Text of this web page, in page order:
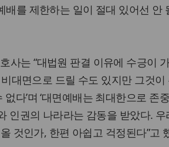
를 제한하는 일이 절대 있어선 안
사는 “대법원 판결 이유에 수긍이
대면으로 드릴 수도 있지만 그것이
다’며 ‘대면예배는 최대한으로 존
인권의 나라라는 감동을 받았다. 우
것인가, 한편 아쉽고 걱정된다”고